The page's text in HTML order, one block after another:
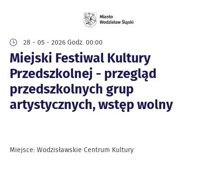
28 - 05 - 2026 Godz. 00:00
Miejski Festiwal Kultury
Przedszkolnej - przegląd
przedszkolnych grup
artystycznych, wstęp wolny
Miejsce: Wodzisławskie Centrum Kultury